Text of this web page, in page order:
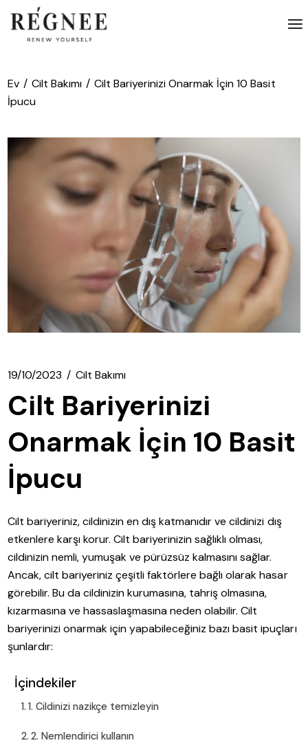
atla
Ev Cilt Bakımı
Cilt Bariyerinizi Onarmak İçin 10 Basit
İpucu
19/10/2023 Cilt Bakımı
Cilt Bariyerinizi
Onarmak İçin 10 Basit
İpucu
Cilt bariyeriniz, cildinizin en dış katmanıdır ve cildinizi dış
etkenlere karşı korur. Cilt bariyerinizin sağlıklı olması,
cildinizin nemli, yumuşak ve pürüzsüz kalmasını sağlar.
Ancak, cilt bariyeriniz çeşitli faktörlere bağlı olarak hasar
görebilir. Bu da cildinizin kurumasına, tahriş olmasına,
kızarmasına ve hassaslaşmasına neden olabilir. Cilt
bariyerinizi onarmak için yapabileceğiniz bazı basit ipuçları
şunlardır:
İçindekiler
1. Cildinizi nazikçe temizleyin
2. Nemlendirici kullanın